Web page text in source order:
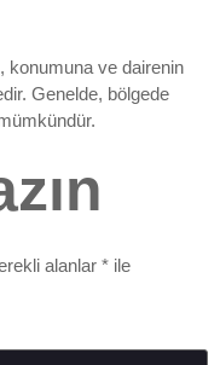
konumuna ve dairenin
Genelde, bölgede
alanlar * ile